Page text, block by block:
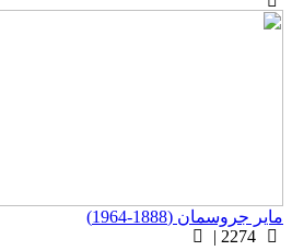
جروسمان (1888-1964)
2274 |